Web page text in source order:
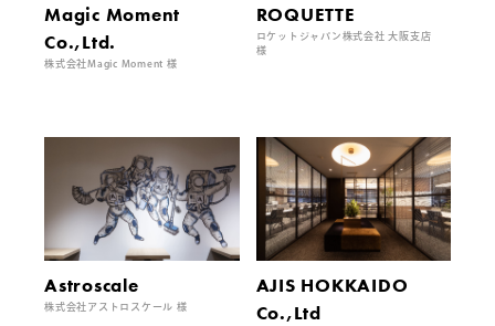
Magic Moment
Co.,Ltd.
株式会社Magic Moment 様
ROQUETTE
ロケットジャパン株式会社 大阪支店
様
Astroscale
株式会社アストロスケール 様
AJIS HOKKAIDO
Co.,Ltd